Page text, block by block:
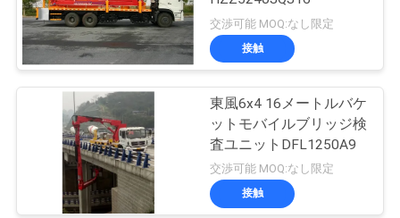
て
行
交渉可能 MOQ:なし限定
接触
東風6x4 16メートルバケ
ットモバイルブリッジ検
査ユニットDFL1250A9
交渉可能 MOQ:なし限定
接触